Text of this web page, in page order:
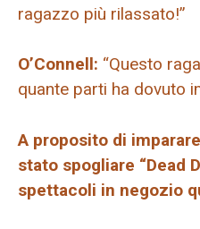
ragazzo più rilassato!”
O’Connell: “Questo
quante parti ha dovuto
A proposito di
stato spogliare “Dead
spettacoli in negozio